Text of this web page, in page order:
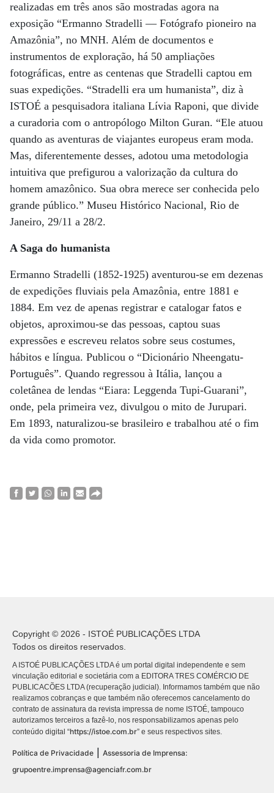
realizadas em três anos são mostradas agora na
exposição “Ermanno Stradelli — Fotógrafo pioneiro na
Amazônia”, no MNH. Além de documentos e
instrumentos de exploração, há 50 ampliações
fotográficas, entre as centenas que Stradelli captou em
suas expedições. “Stradelli era um humanista”, diz à
ISTOÉ a pesquisadora italiana Lívia Raponi, que divide
a curadoria com o antropólogo Milton Guran. “Ele atuou
quando as aventuras de viajantes europeus eram moda.
Mas, diferentemente desses, adotou uma metodologia
intuitiva que prefigurou a valorização da cultura do
homem amazônico. Sua obra merece ser conhecida pelo
grande público.” Museu Histórico Nacional, Rio de
Janeiro, 29/11 a 28/2.
A Saga do humanista
Ermanno Stradelli (1852-1925) aventurou-se em dezenas
de expedições fluviais pela Amazônia, entre 1881 e
1884. Em vez de apenas registrar e catalogar fatos e
objetos, aproximou-se das pessoas, captou suas
expressões e escreveu relatos sobre seus costumes,
hábitos e língua. Publicou o “Dicionário Nheengatu-
Português”. Quando regressou à Itália, lançou a
coletânea de lendas “Eiara: Leggenda Tupi-Guarani”,
onde, pela primeira vez, divulgou o mito de Jurupari.
Em 1893, naturalizou-se brasileiro e trabalhou até o fim
da vida como promotor.
Copyright © 2026 - ISTOÉ PUBLICAÇÕES LTDA
Todos os direitos reservados.
A ISTOÉ PUBLICAÇÕES LTDA é um portal digital independente e sem
vinculação editorial e societária com a EDITORA TRES COMÉRCIO DE
PUBLICACÕES LTDA (recuperação judicial). Informamos também que não
realizamos cobranças e que também não oferecemos cancelamento do
contrato de assinatura da revista impressa de nome ISTOÉ, tampouco
autorizamos terceiros a fazê-lo, nos responsabilizamos apenas pelo
conteúdo digital “https://istoe.com.br” e seus respectivos sites.
Política de Privacidade
Assessoria de Imprensa:
grupoentre.imprensa@agenciafr.com.br